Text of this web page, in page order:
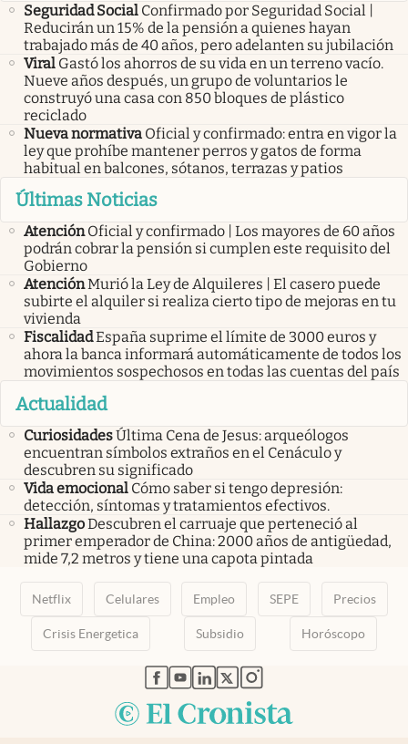
Seguridad Social Confirmado por Seguridad Social |
Reducirán un 15% de la pensión a quienes hayan
trabajado más de 40 años, pero adelanten su jubilación
Viral Gastó los ahorros de su vida en un terreno vacío.
Nueve años después, un grupo de voluntarios le
construyó una casa con 850 bloques de plástico
reciclado
Nueva normativa Oficial y confirmado: entra en vigor la
ley que prohíbe mantener perros y gatos de forma
habitual en balcones, sótanos, terrazas y patios
Últimas Noticias
Atención Oficial y confirmado | Los mayores de 60 años
podrán cobrar la pensión si cumplen este requisito del
Gobierno
AtenciónMurió la Ley de Alquileres | El casero puede
subirte el alquiler si realiza cierto tipo de mejoras en tu
vivienda
FiscalidadEspaña suprime el límite de 3000 euros y
ahora la banca informará automáticamente de todos los
movimientos sospechosos en todas las cuentas del país
Actualidad
CuriosidadesÚltima Cena de Jesus: arqueólogos
encuentran símbolos extraños en el Cenáculo y
descubren su significado
Vida emocional Cómo saber si tengo depresión:
detección, síntomas y tratamientos efectivos.
HallazgoDescubren el carruaje que perteneció al
primer emperador de China: 2000 años de antigüedad,
mide 7,2 metros y tiene una capota pintada
Netflix Celulares Empleo SEPE Precios
Crisis Energetica Subsidio Horóscopo
abre en nueva pestaña
abre en nueva pestaña
abre en nueva pestaña
abre en nueva pestaña
abre en nueva pestaña